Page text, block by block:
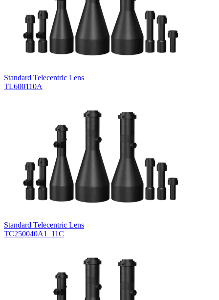
Standard Telecentric Lens
TL600110A
Standard Telecentric Lens
TC250040A1_11C